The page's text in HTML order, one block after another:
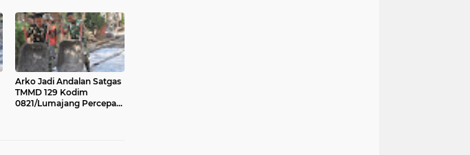
Arko Jadi Andalan Satgas
TMMD 129 Kodim
0821/Lumajang Percepat